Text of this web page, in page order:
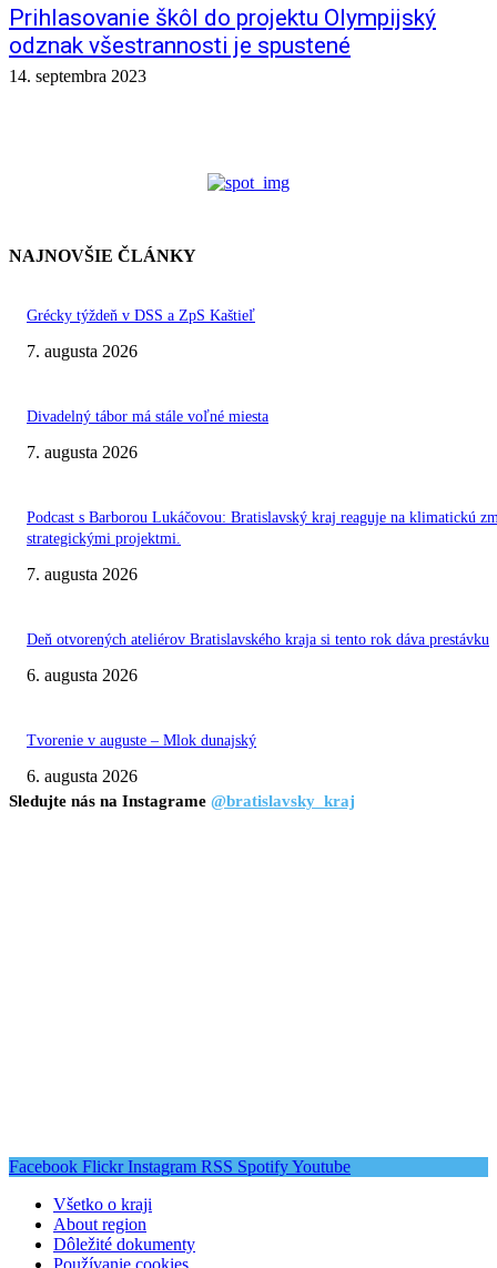
Prihlasovanie škôl do projektu Olympijský
odznak všestrannosti je spustené
14. septembra 2023
NAJNOVŠIE ČLÁNKY
Grécky týždeň v DSS a ZpS Kaštieľ
7. augusta 2026
Divadelný tábor má stále voľné miesta
7. augusta 2026
Podcast s Barborou Lukáčovou: Bratislavský kraj reaguje na klimatickú
strategickými projektmi.
7. augusta 2026
Deň otvorených ateliérov Bratislavského kraja si tento rok dáva prestávku
6. augusta 2026
Tvorenie v auguste – Mlok dunajský
6. augusta 2026
Sledujte nás na Instagrame @bratislavsky_kraj
Facebook Flickr Instagram RSS SpotifyYoutube
Všetko o kraji
About region
Dôležité dokumenty